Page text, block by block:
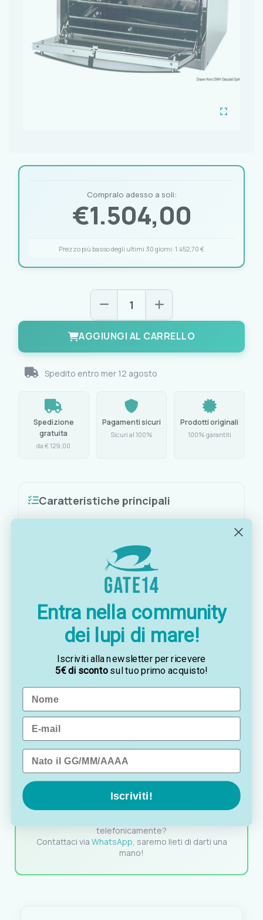
Compralo adesso a soli:
€1.504,00
Prezzo più basso degli ultimi 30 giorni: 1.452,70 €
AGGIUNGI AL CARRELLO
Spedito entro mer 12 agosto
Spedizione
gratuita
da € 129,00
Pagamenti sicuri
Sicuri al 100%
Prodotti originali
100% garantiti
Caratteristiche principali
900 cm², bruciatore centrale, doppio
vassoio estraibile, grill
Sicurezza:
termocoppie di sicurezza, termostato
a regolazione infinitesimale
Supporto:cardanico laterale regolabile
Dimensioni:500+30 mm (cardano) x 475 x 460
OTTAVIA
Customer assistance team
telefonicamente?
Contattaci via WhatsApp , saremo lieti di darti una
mano!
Entra nella community
dei lupi di mare!
Iscriviti alla newsletter per ricevere
5€ di scontosul tuo primo acquisto!
Name
Email
Data di nascita
Iscriviti!